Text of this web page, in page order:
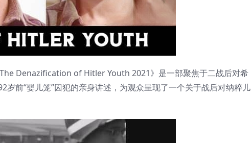
Denazification of Hitler Youth 2021》是一部聚焦于二战后对希
前“婴儿笼”囚犯的亲身讲述，为观众呈现了一个关于战后对纳粹儿